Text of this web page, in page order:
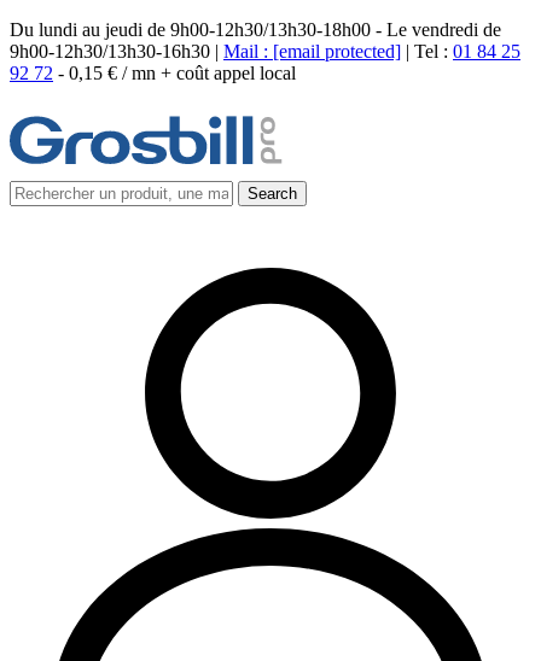
Du lundi au jeudi de 9h00-12h30/13h30-18h00 - Le vendredi de
9h00-12h30/13h30-16h30 | Mail : [email protected] | Tel : 01 84 25
92 72 - 0,15 € / mn + coût appel local